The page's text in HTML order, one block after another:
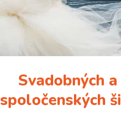
Svadobných a
spoločenských